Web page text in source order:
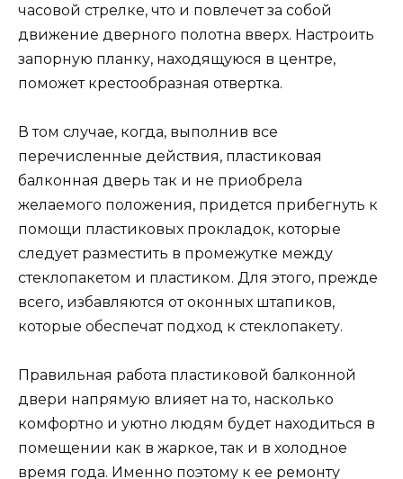
часовой стрелке, что и повлечет за собой
движение дверного полотна вверх. Настроить
запорную планку, находящуюся в центре,
поможет крестообразная отвертка.
В том случае, когда, выполнив все
перечисленные действия, пластиковая
балконная дверь так и не приобрела
желаемого положения, придется прибегнуть к
помощи пластиковых прокладок, которые
следует разместить в промежутке между
стеклопакетом и пластиком. Для этого, прежде
всего, избавляются от оконных штапиков,
которые обеспечат подход к стеклопакету.
Правильная работа пластиковой балконной
двери напрямую влияет на то, насколько
комфортно и уютно людям будет находиться в
помещении как в жаркое, так и в холодное
время года. Именно поэтому к ее ремонту